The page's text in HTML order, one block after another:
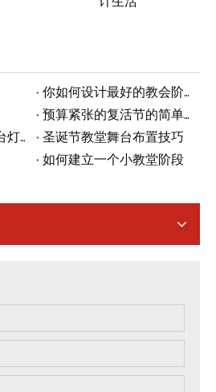
你如何设计最好的教会阶段？
预算紧张的复活节的简单教堂装饰
什么是流行的教堂舞台灯光设置理念
圣诞节教堂舞台布置技巧
如何建立一个小教堂阶段